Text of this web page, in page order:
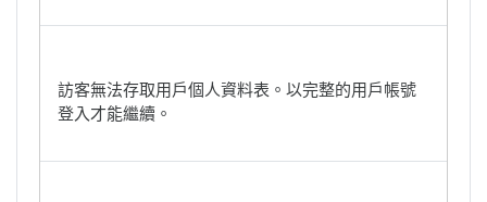
訪客無法存取用戶個人資料表。以完整的用戶帳號
登入才能繼續。